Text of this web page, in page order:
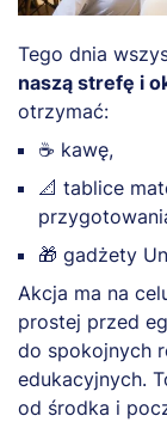
Tego dnia
naszą strefę i
otrzymać:
☕ kawę,
📐 tablice
🎁 gadżety
Akcja ma na
prostej przed
do spokojnych
edukacyjnych.
od środka i